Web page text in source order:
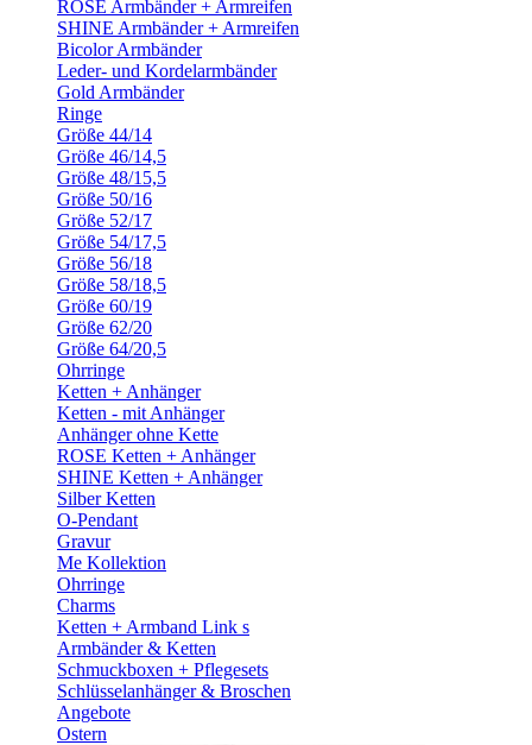
ROSE Armbänder + Armreifen
SHINE Armbänder + Armreifen
Bicolor Armbänder
Leder- und Kordelarmbänder
Gold Armbänder
Ringe
Größe 44/14
Größe 46/14,5
Größe 48/15,5
Größe 50/16
Größe 52/17
Größe 54/17,5
Größe 56/18
Größe 58/18,5
Größe 60/19
Größe 62/20
Größe 64/20,5
Ohrringe
Ketten + Anhänger
Ketten - mit Anhänger
Anhänger ohne Kette
ROSE Ketten + Anhänger
SHINE Ketten + Anhänger
Silber Ketten
O-Pendant
Gravur
Me Kollektion
Ohrringe
Charms
Ketten + Armband Link s
Armbänder & Ketten
Schmuckboxen + Pflegesets
Schlüsselanhänger & Broschen
Angebote
Ostern